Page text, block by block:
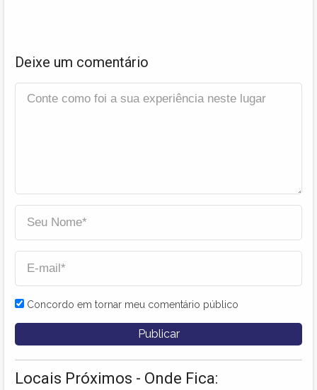
Deixe um comentário
Concordo em tornar meu comentário público
Locais Próximos - Onde Fica: